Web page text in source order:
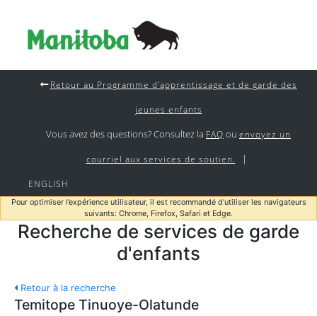
Retour au Programme d'apprentissage et de garde des
jeunes enfants
Vous avez des questions? Consultez la FAQ ou envoyez un
courriel aux services de soutien. |
ENGLISH
Pour optimiser l’expérience utilisateur, il est recommandé d’utiliser les navigateurs
suivants: Chrome, Firefox, Safari et Edge.
Recherche de services de garde
d'enfants
Retour à la recherche
Temitope Tinuoye-Olatunde